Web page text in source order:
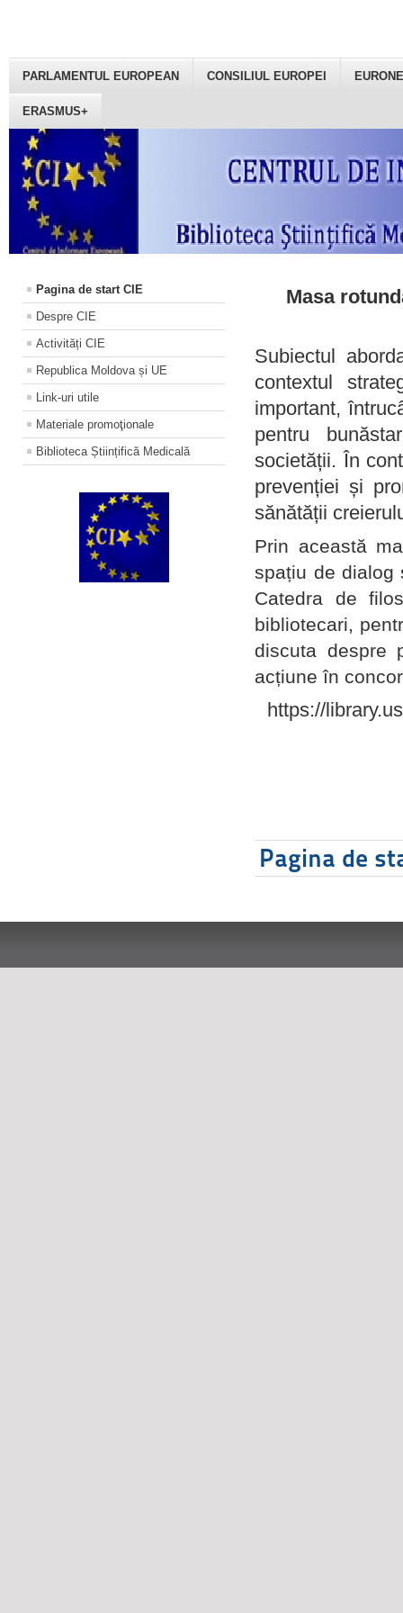
PARLAMENTUL EUROPEAN CONSILIUL EUROPEI
ERASMUS+
Pagina de start CIE
Despre CIE
Activități CIE
Republica Moldova și UE
Link-uri utile
Materiale promoţionale
Biblioteca Științifică Medicală
Masa
Subiectul
contextul
important,
pentru
societății. În
prevenției și
sănătății
Prin această
spațiu de dialog
Catedra de
bibliotecari,
discuta despre
acțiune în
https://
Pagina de